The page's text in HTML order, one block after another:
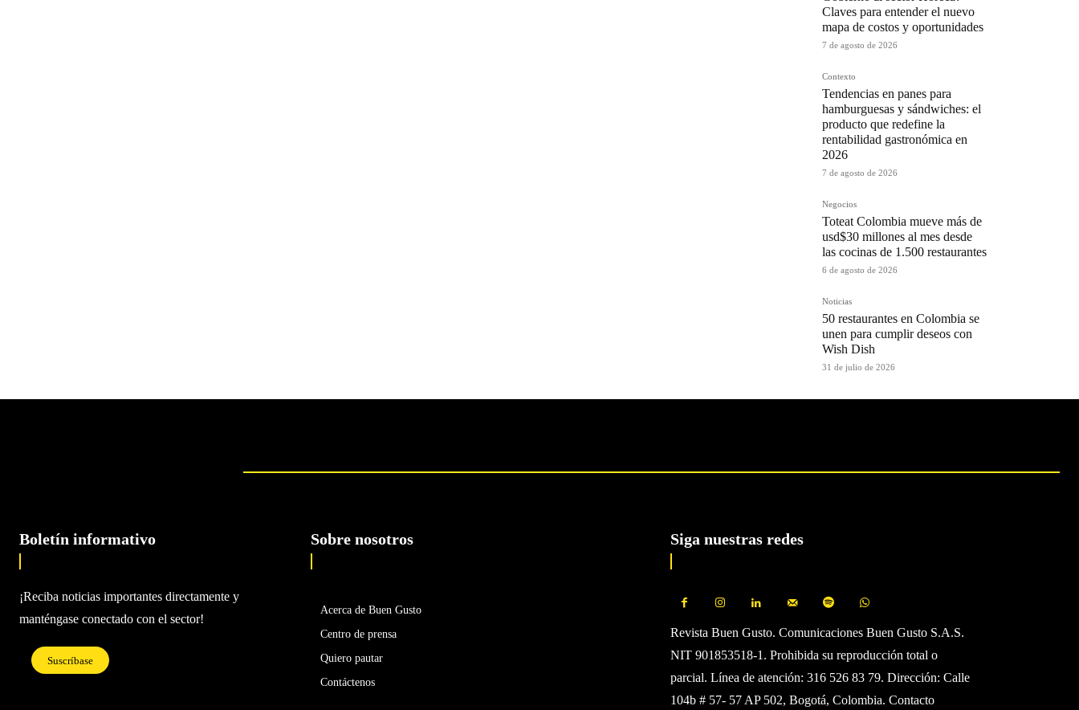
Claves para entender el nuevo
mapa de costos y oportunidades
7 de agosto de 2026
Contexto
Tendencias en panes para
hamburguesas y sándwiches: el
producto que redefine la
rentabilidad gastronómica en
2026
7 de agosto de 2026
Negocios
Toteat Colombia mueve más de
usd$30 millones al mes desde
las cocinas de 1.500 restaurantes
6 de agosto de 2026
Noticias
50 restaurantes en Colombia se
unen para cumplir deseos con
Wish Dish
31 de julio de 2026
Boletín informativo
¡Reciba noticias importantes directamente y
manténgase conectado con el sector!
Suscríbase
Sobre nosotros
Acerca de Buen Gusto
Centro de prensa
Quiero pautar
Contáctenos
Siga nuestras redes
Revista Buen Gusto. Comunicaciones Buen Gusto S.A.S.
NIT 901853518-1. Prohibida su reproducción total o
parcial. Línea de atención: 316 526 83 79. Dirección: Calle
104b # 57- 57 AP 502, Bogotá, Colombia. Contacto